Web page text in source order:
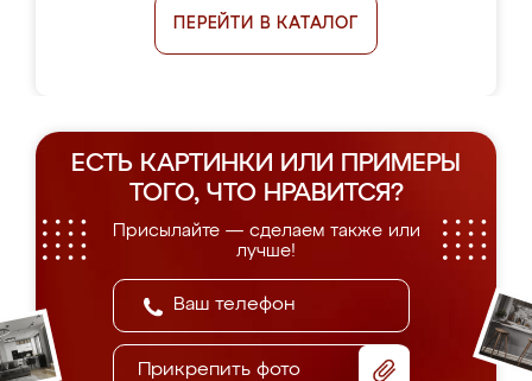
ПЕРЕЙТИ В КАТАЛОГ
ЕСТЬ КАРТИНКИ ИЛИ ПРИМЕРЫ
ТОГО, ЧТО НРАВИТСЯ?
Присылайте — сделаем также или
лучше!
Прикрепить фото